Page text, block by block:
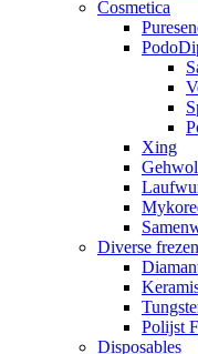
Cosmetica
Xing
Gehwol
Diverse frezen
Polijst
Disposables